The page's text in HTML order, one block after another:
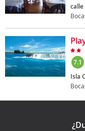
calle
7.1
Isla